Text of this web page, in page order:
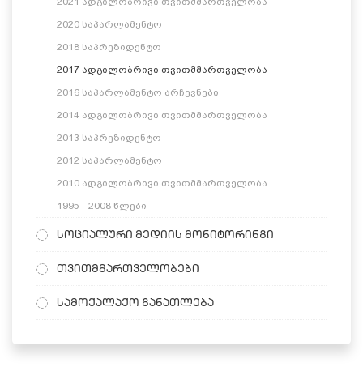
2020 საპარლამენტო
2018 საპრეზიდენტო
2017 ადგილობრივი თვითმმართველობა
2016 საპარლამენტო არჩევნები
2014 ადგილობრივი თვითმმართველობა
2013 საპრეზიდენტო
2012 საპარლამენტო
2010 ადგილობრივი თვითმმართველობა
1995 - 2008 წლები
სოციალური მედიის მონიტორინგი
თვითმმართველობები
სამოქალაქო განათლება